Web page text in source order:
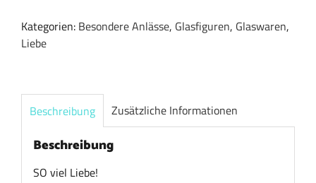
Kategorien: Besondere Anlässe, Glasfiguren, Glaswaren,
Liebe
Beschreibung Zusätzliche Informationen
Beschreibung
SO viel Liebe!